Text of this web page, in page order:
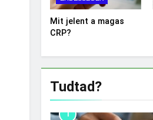
Mit jelent a magas
CRP?
Tudtad?
1